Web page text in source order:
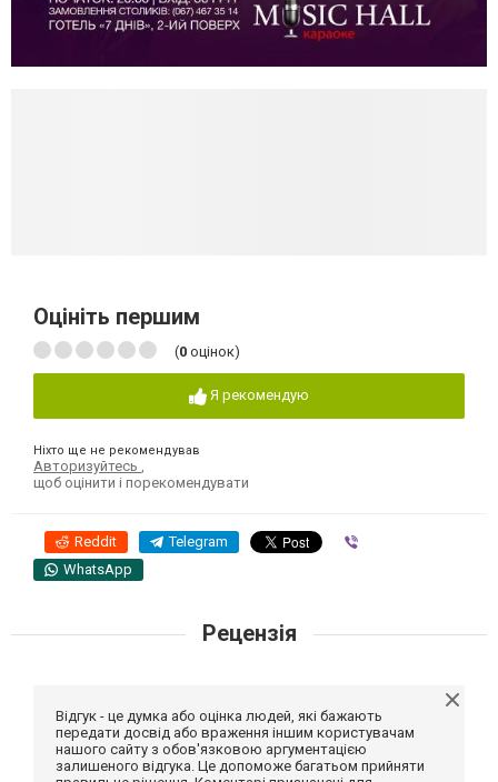
Оцініть першим
(0 оцінок)
Я рекомендую
Ніхто ще не рекомендував
Авторизуйтесь
щоб оцінити і порекомендувати
Reddit Telegram
WhatsApp
Рецензія
Відгук - це думка або оцінка людей, які бажають
передати досвід або враження іншим користувачам
нашого сайту з обов'язковою аргументацією
залишеного відгука. Це допоможе багатьом прийняти